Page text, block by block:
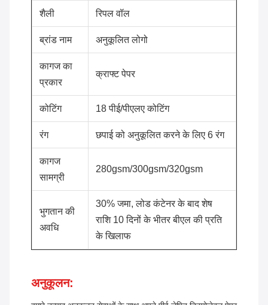
शैली रिपल वॉल
ब्रांड नाम अनुकूलित लोगो
कागज का
प्रकार
क्राफ्ट पेपर
कोटिंग 18 पीई/पीएलए कोटिंग
रंग छपाई को अनुकूलित करने के लिए 6 रंग
कागज
सामग्री
280gsm/300gsm/320gsm
भुगतान की
अवधि
30% जमा, लोड कंटेनर के बाद शेष
राशि 10 दिनों के भीतर बीएल की प्रति
के खिलाफ
अनुकूलन: